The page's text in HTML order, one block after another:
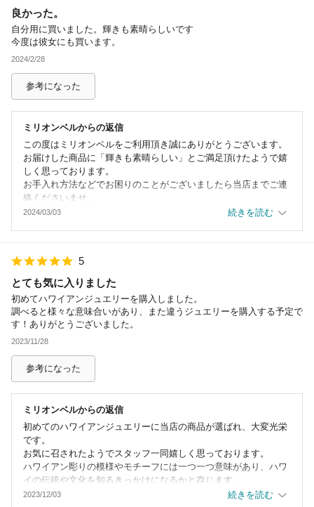
良かった。
自分用に買いました。輝きも素晴らしいです
今度は彼女にも買います。
2024/2/28
参考になった
ミリオンベルからの返信
この度はミリオンベルをご利用頂き誠にありがとうございます。
お届けした商品に「輝きも素晴らしい」とご満足頂けたようで嬉
しく思っております。
お手入れ方法などでお困りのことがございましたら当店までご連
絡くださいませ。
当店の商品はプレゼント用にご購入される方も多いのですが、お
励みになるご投稿ありがとうございました。またのご利用を心よ
りお待ちしております。
2024/03/03 続きを読む
5
とても気に入りました
初めてハワイアンジュエリーを購入しました。
調べると様々な意味合いがあり、また違うジュエリーを購入する予定で
す！ありがとうございました。
2023/11/28
参考になった
ミリオンベルからの返信
初めてのハワイアンジュエリーに当店の商品が選ばれ、大変光栄
です。
お気に召されたようでスタッフ一同嬉しく思っております。
ハワイアン彫りの模様やモチーフには一つ一つ意味があり、ハワ
イの伝統や文化を知るきっかけになるかと存じます。
当店のジュエリーを通してその魅力が少しでも伝わり、末永くご
2023/12/03 続きを読む